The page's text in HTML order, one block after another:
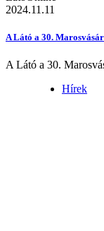
2024.11.11
A Látó a 30.
A Látó a 30.
Hírek